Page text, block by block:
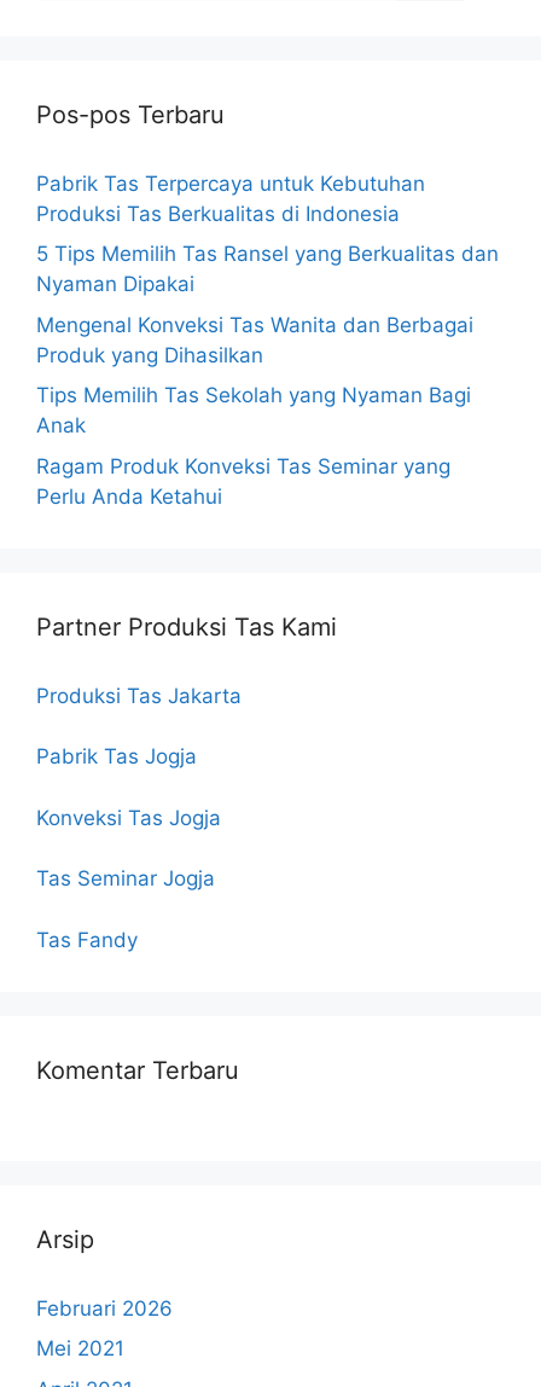
Pos-pos Terbaru
Pabrik Tas Terpercaya untuk Kebutuhan
Produksi Tas Berkualitas di Indonesia
5 Tips Memilih Tas Ransel yang Berkualitas dan
Nyaman Dipakai
Mengenal Konveksi Tas Wanita dan Berbagai
Produk yang Dihasilkan
Tips Memilih Tas Sekolah yang Nyaman Bagi
Anak
Ragam Produk Konveksi Tas Seminar yang
Perlu Anda Ketahui
Partner Produksi Tas Kami
Produksi Tas Jakarta
Pabrik Tas Jogja
Konveksi Tas Jogja
Tas Seminar Jogja
Tas Fandy
Komentar Terbaru
Arsip
Februari 2026
Mei 2021